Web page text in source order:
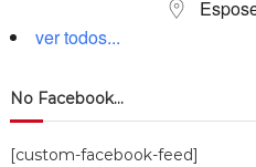
ver todos...
No Facebook…
[custom-facebook-feed]